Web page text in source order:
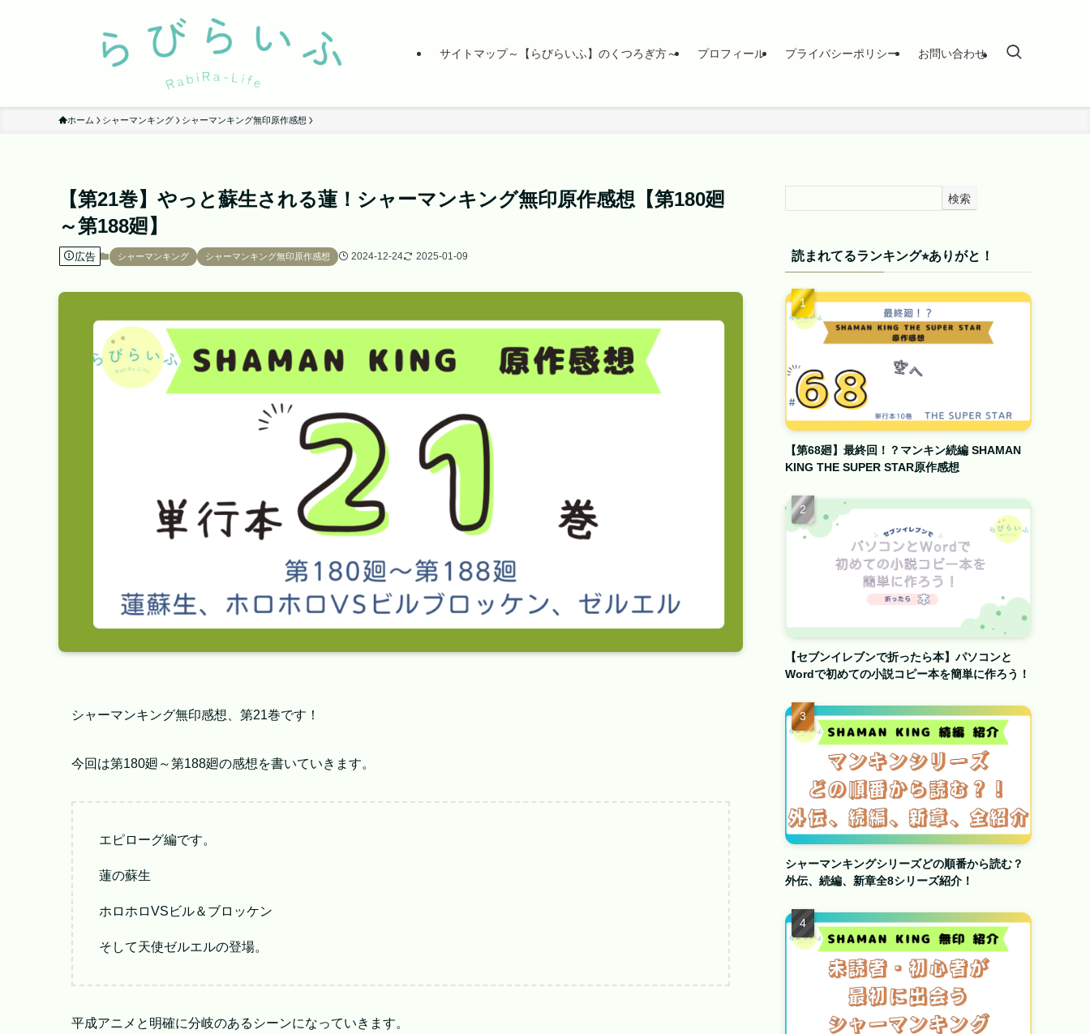
サイトマップ～【らびらいふ】のくつろぎ方～ プロフィール プライバシーポリシー お問い合わせ
ホーム シャーマンキング シャーマンキング無印原作感想
【第21巻】やっと蘇生される蓮！シャーマンキング無印原作感想【第180廻
～第188廻】
広告 シャーマンキング シャーマンキング無印原作感想 2024-12-24 2025-01-09
シャーマンキング無印感想、第21巻です！
今回は第180廻～第188廻の感想を書いていきます。
エピローグ編です。
蓮の蘇生
ホロホロVSビル＆ブロッケン
そして天使ゼルエルの登場。
平成アニメと明確に分岐のあるシーンになっていきます。
検索
読まれてるランキング⭐︎ありがと！
【第68廻】最終回！？マンキン続編 SHAMAN
KING THE SUPER STAR原作感想
【セブンイレブンで折ったら本】パソコンと
Wordで初めての小説コピー本を簡単に作ろう！
シャーマンキングシリーズどの順番から読む？
外伝、続編、新章全8シリーズ紹介！